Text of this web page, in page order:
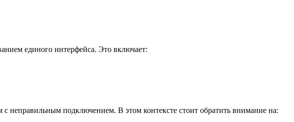
единого интерфейса. Это включает:
неправильным подключением. В этом контексте стоит обратить внимание на: